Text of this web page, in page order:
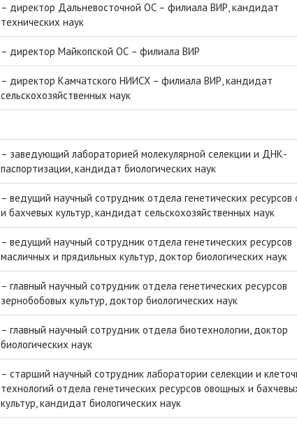
– директор Дальневосточной ОС – филиала ВИР, кандидат
технических наук
– директор Майкопской ОС – филиала ВИР
– директор Камчатского НИИСХ – филиала ВИР, кандидат
сельскохозяйственных наук
– заведующий лабораторией молекулярной селекции и ДНК-
паспортизации, кандидат биологических наук
– ведущий научный сотрудник отдела генетических
и бахчевых культур, кандидат сельскохозяйственных наук
– ведущий научный сотрудник отдела генетических ресурсов
масличных и прядильных культур, доктор биологических наук
– главный научный сотрудник отдела генетических ресурсов
зернобобовых культур, доктор биологических наук
– главный научный сотрудник отдела биотехнологии, доктор
биологических наук
– старший научный сотрудник лаборатории селекции и
технологий отдела генетических ресурсов овощных и
культур, кандидат биологических наук